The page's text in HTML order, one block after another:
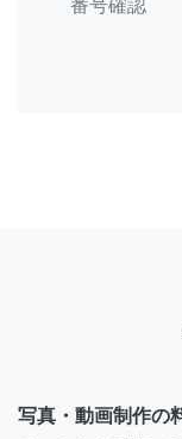
番号確認
写真・動画制作の